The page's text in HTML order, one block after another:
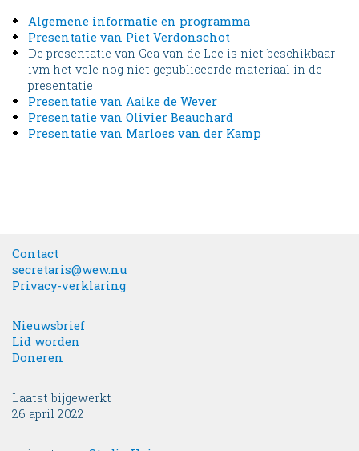
Algemene informatie en programma
Presentatie van Piet Verdonschot
De presentatie van Gea van de Lee is niet beschikbaar
ivm het vele nog niet gepubliceerde materiaal in de
presentatie
Presentatie van Aaike de Wever
Presentatie van Olivier Beauchard
Presentatie van Marloes van der Kamp
Contact
secretaris@wew.nu
Privacy-verklaring
Nieuwsbrief
Lid worden
Doneren
Laatst bijgewerkt
26 april 2022